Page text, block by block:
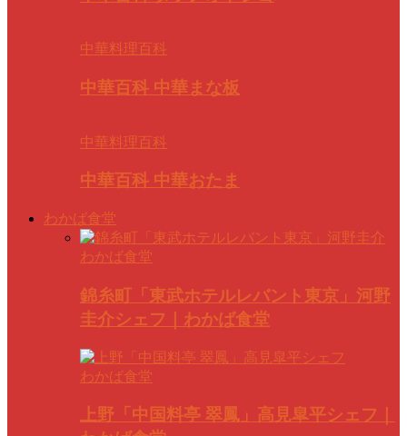
中華料理百科
中華百科 中華まな板
中華料理百科
中華百科 中華おたま
わかば食堂
わかば食堂
錦糸町「東武ホテルレバント東京」河野
圭介シェフ｜わかば食堂
わかば食堂
上野「中国料亭 翠鳳」高見皐平シェフ｜